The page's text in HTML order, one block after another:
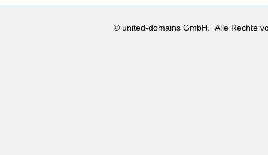
© united-domains GmbH. Alle Rechte